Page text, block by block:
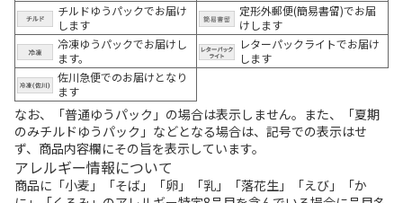
チルドゆうパックでお届け
します
定形外郵便(簡易書留)でお届
けします
冷凍ゆうパックでお届けし
ます。
レターパックライトでお届け
します
佐川急便でのお届けとなり
ます
なお、「普通ゆうパック」の場合は表示しません。また、「夏期
のみチルドゆうパック」などとなる場合は、記号での表示はせ
ず、商品内容欄にその旨を表示しています。
アレルギー情報について
商品に「小麦」「そば」「卵」「乳」「落花生」「えび」「か